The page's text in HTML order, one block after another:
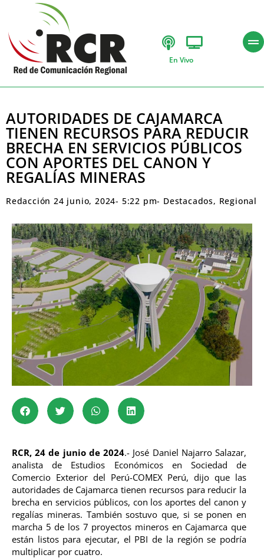
En Vivo
AUTORIDADES DE CAJAMARCA
TIENEN RECURSOS PARA REDUCIR
BRECHA EN SERVICIOS PÚBLICOS
CON APORTES DEL CANON Y
REGALÍAS MINERAS
Redacción 24 junio, 2024- 5:22 pm- Destacados, Regional
RCR, 24 de junio de 2024.- José Daniel Najarro Salazar,
analista de Estudios Económicos en Sociedad de
Comercio Exterior del Perú-COMEX Perú, dijo que las
autoridades de Cajamarca tienen recursos para reducir la
brecha en servicios públicos, con los aportes del canon y
regalías mineras. También sostuvo que, si se ponen en
marcha 5 de los 7 proyectos mineros en Cajamarca que
están listos para ejecutar, el PBI de la región se podría
multiplicar por cuatro.